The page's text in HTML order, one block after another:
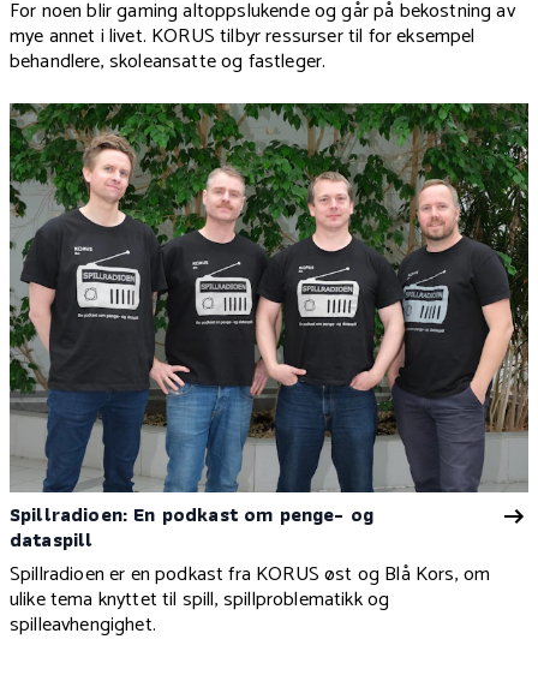
For noen blir gaming altoppslukende og går på bekostning av
mye annet i livet. KORUS tilbyr ressurser til for eksempel
behandlere, skoleansatte og fastleger.
Spillradioen: En podkast om penge- og
dataspill
Spillradioen er en podkast fra KORUS øst og Blå Kors, om
ulike tema knyttet til spill, spillproblematikk og
spilleavhengighet.